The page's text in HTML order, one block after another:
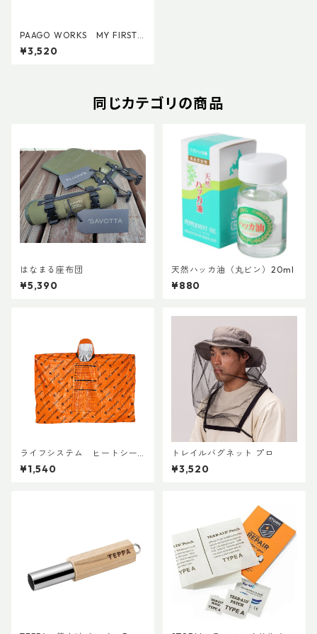
PAAGO WORKS MY FIRST
AID S
¥3,520
同じカテゴリの商品
はなまる座布団
¥5,390
天然ハッカ油（丸ビン）20ml
¥880
ライフシステム ヒートシー
ルドポンチョ
¥1,540
トレイルバグネット プロ
¥3,520